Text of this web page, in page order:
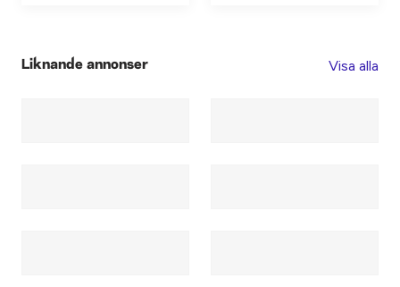
Liknande annonser Visa alla